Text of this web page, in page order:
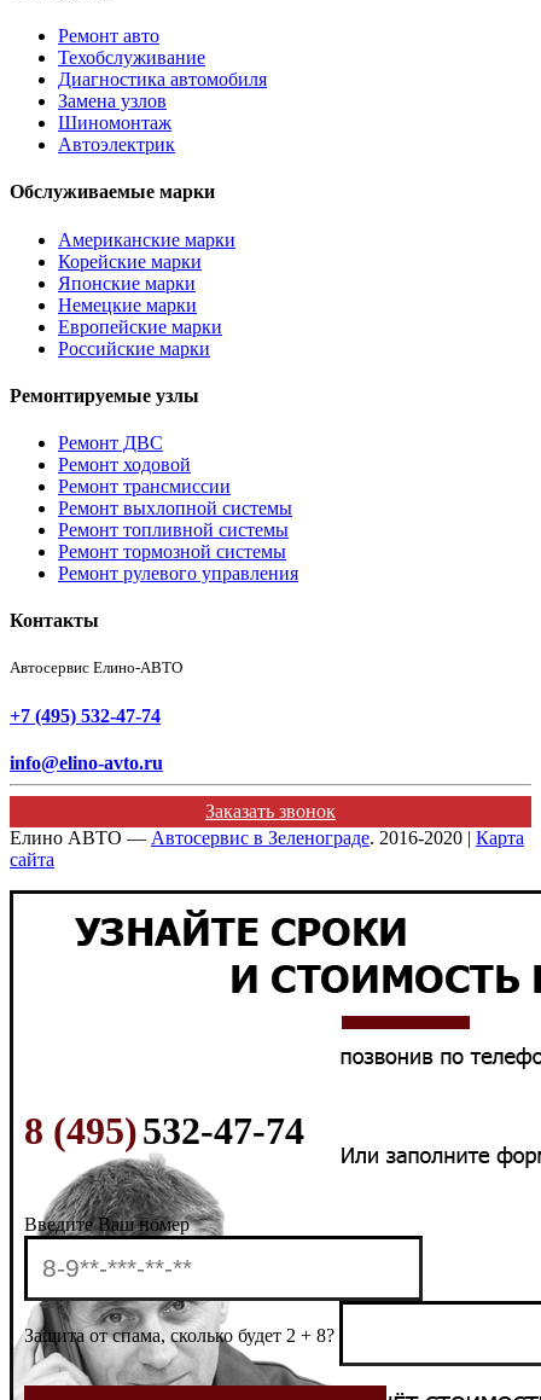
Ремонт авто
Техобслуживание
Диагностика автомобиля
Замена узлов
Шиномонтаж
Автоэлектрик
Обслуживаемые марки
Американские марки
Корейские марки
Японские марки
Немецкие марки
Европейские марки
Российские марки
Ремонтируемые узлы
Ремонт ДВС
Ремонт ходовой
Ремонт трансмиссии
Ремонт выхлопной системы
Ремонт топливной системы
Ремонт тормозной системы
Ремонт рулевого управления
Контакты
Автосервис Елино-АВТО
+7 (495) 532-47-74
info@elino-avto.ru
Заказать звонок
Елино АВТО — Автосервис в Зеленограде. 2016-2020 | Карта
сайта
8 (495)532-47-74
Введите Ваш номер
Защита от спама, сколько будет 2 + 8?